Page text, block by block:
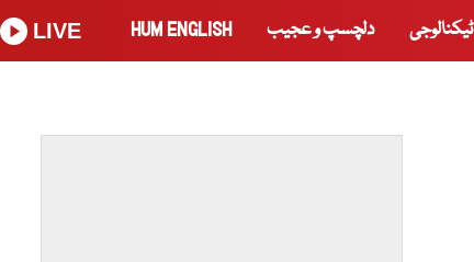
ٹیکنالوجی دلچسپ و عجیب HUM ENGLISH
LIVE